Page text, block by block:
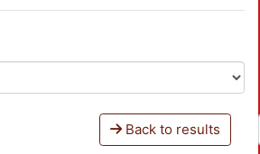
Back to results